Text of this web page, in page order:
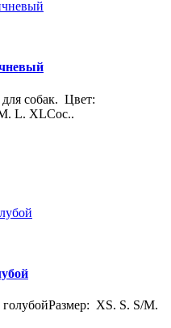
собак. Цвет:
L. XLСос..
XS. S. S/M.